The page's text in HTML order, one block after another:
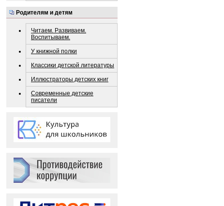
Родителям и детям
Читаем. Развиваем.
Воспитываем.
У книжной полки
Классики детской литературы
Иллюстраторы детских книг
Современные детские
писатели